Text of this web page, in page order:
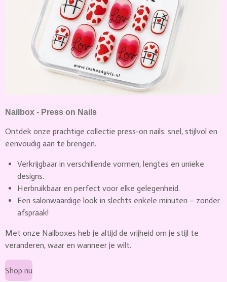
Nailbox - Press on Nails
Ontdek onze prachtige collectie press-on nails: snel, stijlvol en
eenvoudig aan te brengen.
Verkrijgbaar in verschillende vormen, lengtes en unieke
designs.
Herbruikbaar en perfect voor elke gelegenheid.
Een salonwaardige look in slechts enkele minuten – zonder
afspraak!
Met onze Nailboxes heb je altijd de vrijheid om je stijl te
veranderen, waar en wanneer je wilt.
Shop nu